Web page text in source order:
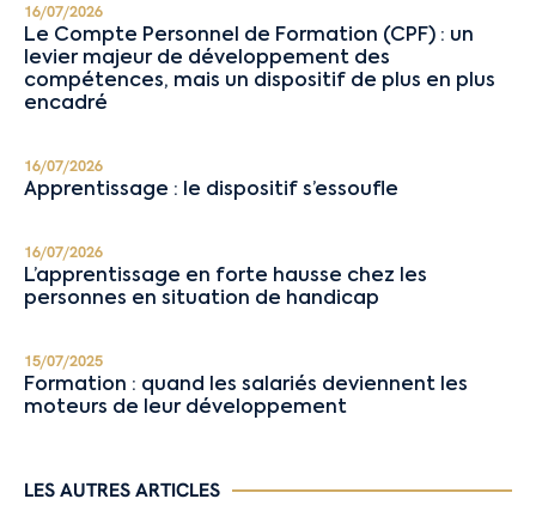
16/07/2026
Le Compte Personnel de Formation (CPF) : un
levier majeur de développement des
compétences, mais un dispositif de plus en plus
encadré
16/07/2026
Apprentissage : le dispositif s’essoufle
16/07/2026
L’apprentissage en forte hausse chez les
personnes en situation de handicap
15/07/2025
Formation : quand les salariés deviennent les
moteurs de leur développement
LES AUTRES ARTICLES